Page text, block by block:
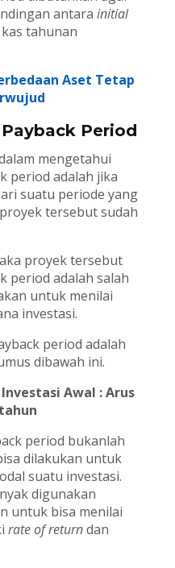
antara initial
tahunan
Aset Tetap
Period
mengetahui
period adalah jika
suatu periode yang
tersebut sudah
proyek tersebut
period adalah salah
untuk menilai
investasi.
period adalah
dibawah ini.
Awal : Arus
period bukanlah
dilakukan untuk
suatu investasi.
digunakan
untuk bisa menilai
rate of returndan